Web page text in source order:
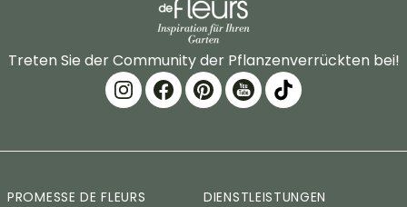
Treten Sie der Community der Pflanzenverrückten bei!
PROMESSE DE FLEURS DIENSTLEISTUNGEN